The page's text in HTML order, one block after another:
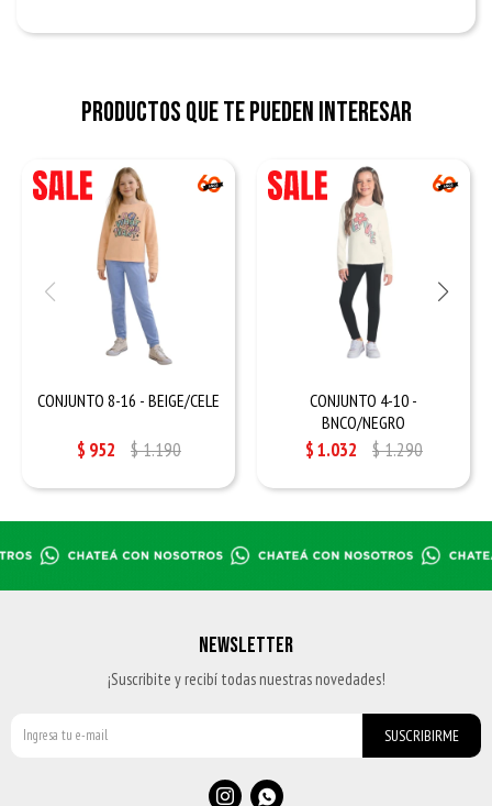
Productos que te pueden interesar
CONJUNTO 8-16 - BEIGE/CELE
$ 952 $1.190
CONJUNTO 4-10 -
BNCO/NEGRO
$1.032 $1.290
NEWSLETTER
¡Suscribite y recibí todas nuestras novedades!
SUSCRIBIRME
 